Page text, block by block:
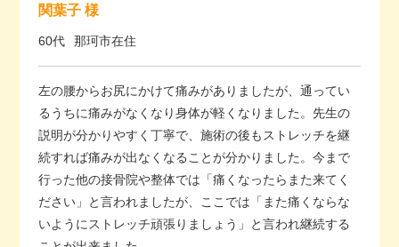
関葉子 様
60代 那珂市在住
左の腰からお尻にかけて痛みがありましたが、通ってい
るうちに痛みがなくなり身体が軽くなりました。先生の
説明が分かりやすく丁寧で、施術の後もストレッチを継
続すれば痛みが出なくなることが分かりました。今まで
行った他の接骨院や整体では「痛くなったらまた来てく
ださい」と言われましたが、ここでは「また痛くならな
いようにストレッチ頑張りましょう」と言われ継続する